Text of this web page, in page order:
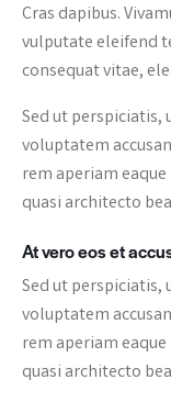
Cras dapibus.
vulputate eleifend
consequat vitae,
Sed ut perspiciatis,
voluptatem
rem aperiam
quasi architecto
At vero eos et
Sed ut perspiciatis,
voluptatem
rem aperiam
quasi architecto